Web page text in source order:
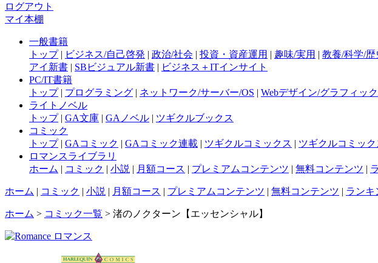
ログアウト
マイ本棚
一般書籍
トップ| ビジネス/自己啓発 | 政治/社会 | 投資・資産運用 | 趣味/実用 | 教養/科学/歴
アイ新書 | SBビジュアル新書 | ビジネス＋ITインサイト
PC/IT書籍
トップ| プログラミング | ネットワーク/サーバー/OS | Webデザイン/グラフィッ
ライトノベル
トップ| GA文庫 | GAノベル | ツギクルブックス
コミック
トップ| GAコミック | GAコミック連載 | ツギクルコミックス | ツギクルコミッ
ロマンスライブラリ
ホーム | コミック | 小説 | 月額コース | プレミアムコンテンツ | 無料コンテンツ |
ホーム | コミック | 小説 | 月額コース | プレミアムコンテンツ | 無料コンテンツ | ランキ
ホーム > コミック一覧 > 渚のノクターン【エッセンシャル】